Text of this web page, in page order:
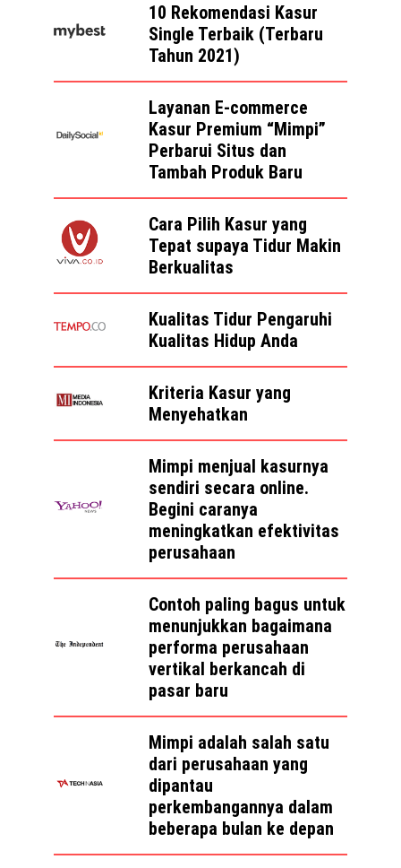
10 Rekomendasi Kasur
Single Terbaik (Terbaru
Tahun 2021)
Layanan E-commerce
Kasur Premium “Mimpi”
Perbarui Situs dan
Tambah Produk Baru
Cara Pilih Kasur yang
Tepat supaya Tidur Makin
Berkualitas
Kualitas Tidur Pengaruhi
Kualitas Hidup Anda
Kriteria Kasur yang
Menyehatkan
Mimpi menjual kasurnya
sendiri secara online.
Begini caranya
meningkatkan efektivitas
perusahaan
Contoh paling bagus untuk
menunjukkan bagaimana
performa perusahaan
vertikal berkancah di
pasar baru
Mimpi adalah salah satu
dari perusahaan yang
dipantau
perkembangannya dalam
beberapa bulan ke depan